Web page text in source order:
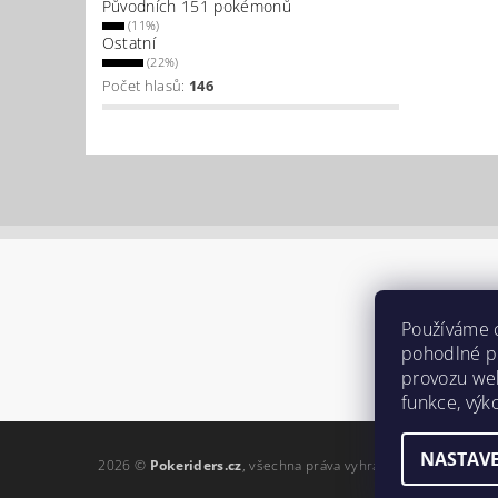
Původních 151 pokémonů
(11%)
Ostatní
(22%)
Počet hlasů: 146
2026 © Pokeriders.cz, všechna práva vyhrazena Upravit
Používáme
pohodlné
provozu
funkce,